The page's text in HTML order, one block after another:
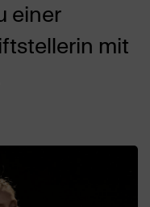
einer
mit